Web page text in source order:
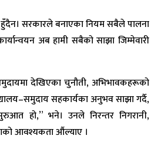
सरकारले बनाएका नियम सबैले पालना
अब हामी सबैको साझा जिम्मेवारी
देखिएका चुनौती, अभिभावकहरूको
सहकार्यका अनुभव साझा गर्दै,
हो,” भने। उनले निरन्तर निगरानी,
आवश्यकता औंल्याए ।